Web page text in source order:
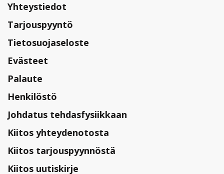
Yhteystiedot
Tarjouspyyntö
Tietosuojaseloste
Evästeet
Palaute
Henkilöstö
Johdatus tehdasfysiikkaan
Kiitos yhteydenotosta
Kiitos tarjouspyynnöstä
Kiitos uutiskirje